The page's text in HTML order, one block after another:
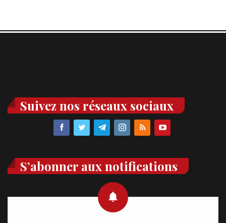
Suivez nos réseaux sociaux
S’abonner aux notifications